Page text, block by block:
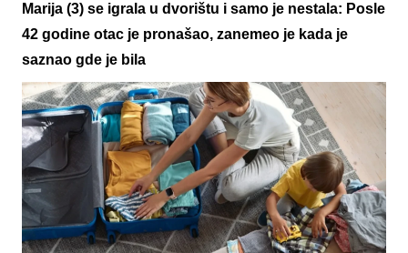
Marija (3) se igrala u dvorištu i samo je nestala: Posle
42 godine otac je pronašao, zanemeo je kada je
saznao gde je bila